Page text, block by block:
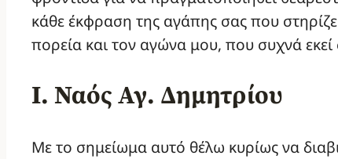
κάθε έκφραση της αγάπης σας που
πορεία και τον αγώνα μου, που συχνά εκεί
Ι. Ναός Αγ. Δημητρίου
Με το σημείωμα αυτό θέλω κυρίως να